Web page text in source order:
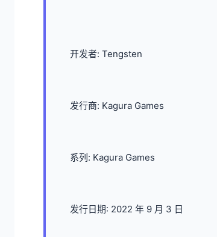
开发者: Tengsten
发行商: Kagura Games
系列: Kagura Games
发行日期: 2022 年 9 月 3 日